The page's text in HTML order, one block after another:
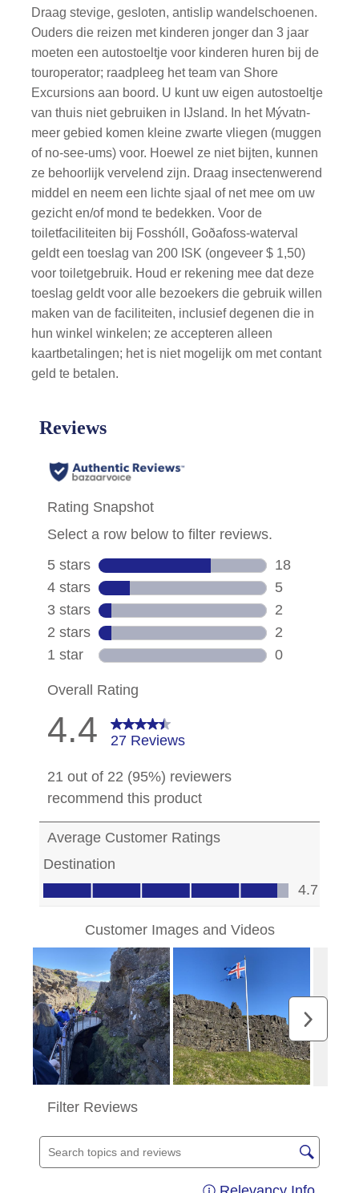
Draag stevige, gesloten, antislip wandelschoenen.
Ouders die reizen met kinderen jonger dan 3 jaar
moeten een autostoeltje voor kinderen huren bij de
touroperator; raadpleeg het team van Shore
Excursions aan boord. U kunt uw eigen autostoeltje
van thuis niet gebruiken in IJsland. In het Mývatn-
meer gebied komen kleine zwarte vliegen (muggen
of no-see-ums) voor. Hoewel ze niet bijten, kunnen
ze behoorlijk vervelend zijn. Draag insectenwerend
middel en neem een lichte sjaal of net mee om uw
gezicht en/of mond te bedekken.Voor de
toiletfaciliteiten bij Fosshóll, Goðafoss-waterval
geldt een toeslag van 200 ISK (ongeveer $ 1,50)
voor toiletgebruik. Houd er rekening mee dat deze
toeslag geldt voor alle bezoekers die gebruik willen
maken van de faciliteiten, inclusief degenen die in
hun winkel winkelen; ze accepteren alleen
kaartbetalingen; het is niet mogelijk om met contant
geld te betalen.